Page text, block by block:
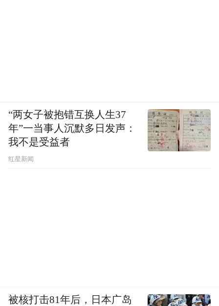
“两女子被抱错互换人生37
年”一当事人沉默多日发声：
我不是受益者
红星新闻
被核打击81年后，日本广岛